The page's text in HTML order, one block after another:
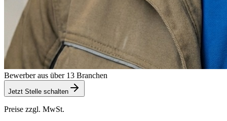
Bewerber aus über 13 Branchen
Jetzt Stelle schalten
Preise zzgl. MwSt.